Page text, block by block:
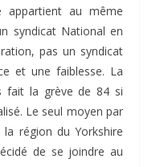
au même
syndicat National en
pas un syndicat
et une faiblesse. La
fait la grève de 84 si
Le seul moyen par
région du Yorkshire
de se joindre au